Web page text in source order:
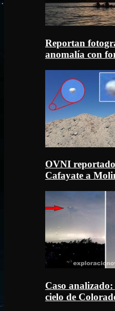
Reportan
anomalía con
OVNI
Cafayate a
Caso
cielo de